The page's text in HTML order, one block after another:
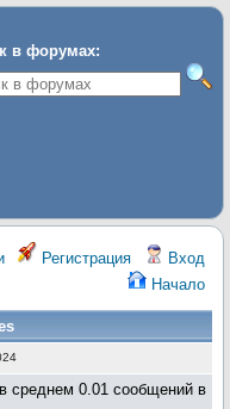
в форумах:
Регистрация
Вход
Начало
среднем 0.01 сообщений в